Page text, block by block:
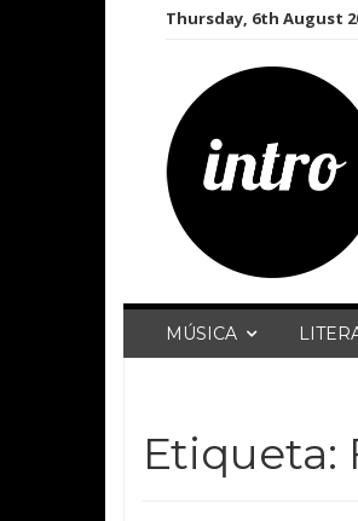
Thursday, 6th August
MÚSICA
Etiqueta: